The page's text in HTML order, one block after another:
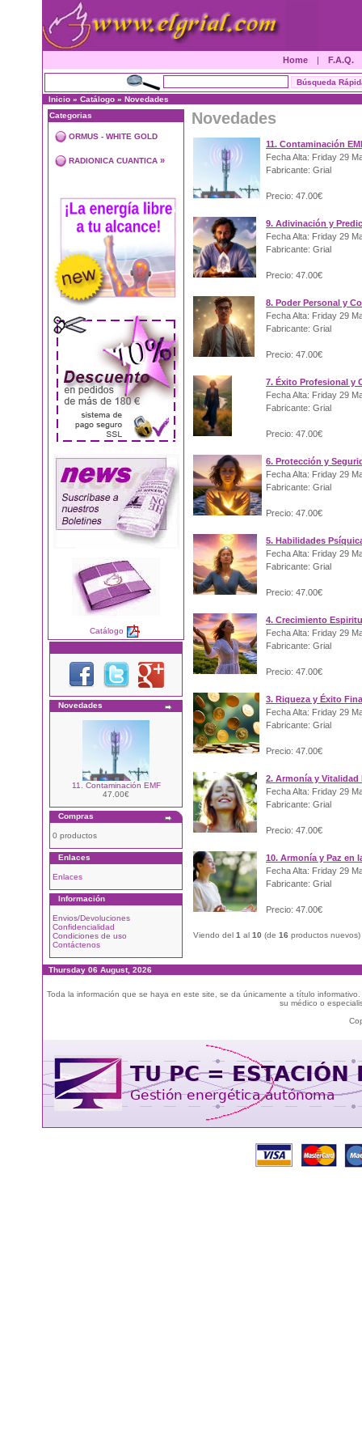
Home | F.A.Q.
Inicio » Catálogo » Novedades
Categorias
ORMUS - WHITE GOLD
RADIONICA CUANTICA »
Catálogo
Novedades
11. Contaminación EMF
47.00€
Compras
0 productos
Enlaces
Enlaces
Información
Envios/Devoluciones
Confidencialidad
Condiciones de uso
Contáctenos
Novedades
11. Contaminación
Fecha Alta: Friday 29
Fabricante: Grial
Precio: 47.00€
9. Adivinación y
Fecha Alta: Friday 29
Fabricante: Grial
Precio: 47.00€
8. Poder Personal y
Fecha Alta: Friday 29
Fabricante: Grial
Precio: 47.00€
7. Éxito Profesional y
Fecha Alta: Friday 29
Fabricante: Grial
Precio: 47.00€
6. Protección y
Fecha Alta: Friday 29
Fabricante: Grial
Precio: 47.00€
5. Habilidades
Fecha Alta: Friday 29
Fabricante: Grial
Precio: 47.00€
4. Crecimiento
Fecha Alta: Friday 29
Fabricante: Grial
Precio: 47.00€
3. Riqueza y Éxito
Fecha Alta: Friday 29
Fabricante: Grial
Precio: 47.00€
2. Armonía y Vitalidad
Fecha Alta: Friday 29
Fabricante: Grial
Precio: 47.00€
10. Armonía y Paz en
Fecha Alta: Friday 29
Fabricante: Grial
Precio: 47.00€
Viendo del 1 al 10 (de 16 productos nuevos)
Thursday 06 August, 2026
Toda la información que se haya en este site, se da únicamente a título
su médico o